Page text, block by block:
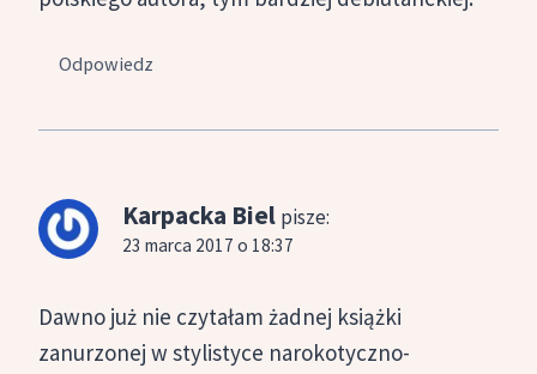
Odpowiedz
Karpacka Biel pisze:
23 marca 2017 o 18:37
Dawno już nie czytałam żadnej książki
zanurzonej w stylistyce narokotyczno-